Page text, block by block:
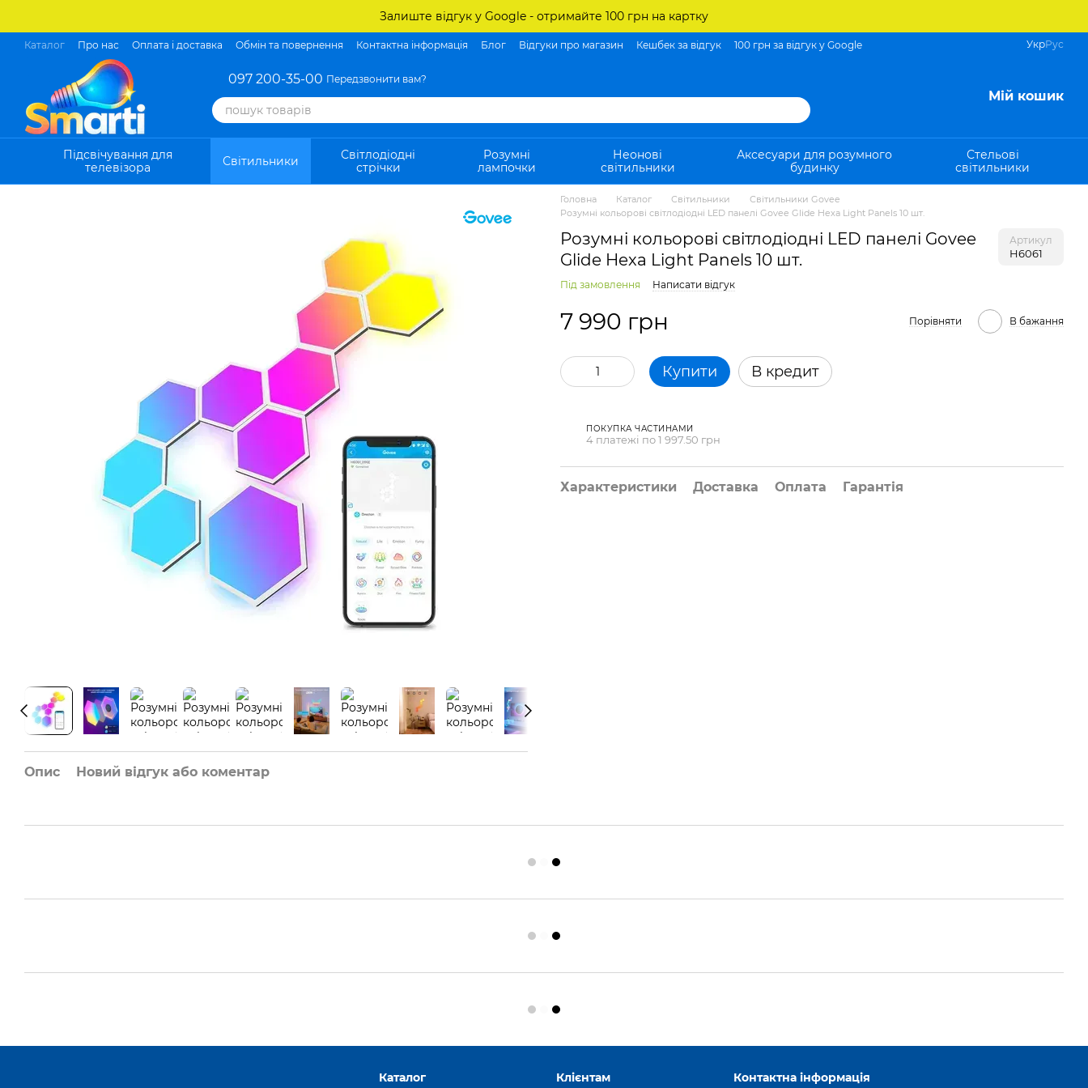
Залиште відгук у Google - отримайте 100 грн на картку
Каталог Про нас Оплата і доставка Обмін та повернення Контактна інформація Блог Відгуки про магазин Кешбек за відгук 100 грн за відгук у Google УкрРус
097 200-35-00 Передзвонити вам?
Мій кошик
Підсвічування для
телевізора
Світильники
Світлодіодні
стрічки
Розумні
лампочки
Неонові
світильники
Аксесуари для розумного
будинку
Стельові
світильники
Опис Новий відгук або коментар
Головна Каталог Світильники
Світильники Govee
Розумні кольорові світлодіодні LED панелі Govee Glide Hexa Light Panels 10 шт.
Розумні кольорові світлодіодні LED панелі Govee
Glide Hexa Light Panels 10 шт.
Артикул
H6061
Під замовлення Написати відгук
7 990 грн Порівняти В бажання
Купити В кредит
ПОКУПКА ЧАСТИНАМИ
4 платежі по 1 997.50 грн
Характеристики Доставка Оплата Гарантія
Каталог Клієнтам Контактна інформація